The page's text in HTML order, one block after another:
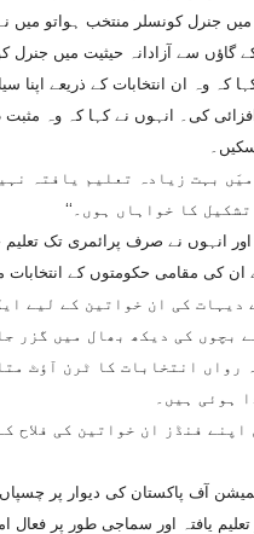
جنرل کونسلر منتخب ہواتو میں
گاؤں سے آزادانہ حیثیت میں جنرل
کہ وہ ان انتخابات کے ذریعے
کی۔ انہوں نے کہا کہ وہ
میَں بہت زیادہ تعلیم یافتہ
کا خواہاں ہوں۔‘‘
اور انہوں نے صرف پرائمری تک
کی مقامی حکومتوں کے انتخابات
دیہات کی ان خواتین کے لیے
بچوں کی دیکھ بھال میں گزر
رواں انتخابات کا ٹرن آؤٹ
ہوئی ہیں۔
اپنے فنڈز ان خواتین کی فلاح
آف پاکستان کی دیوار پر
تعلیم یافتہ اور سماجی طور پر فعال